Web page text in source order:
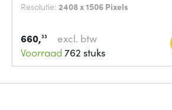
Resolutie: 2408 x 1506 Pixels
660,33
excl. btw
Voorraad 762 stuks